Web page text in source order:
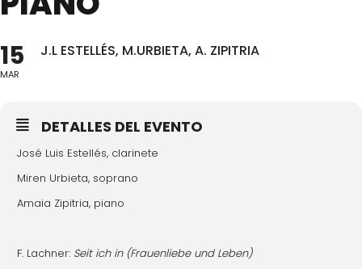
15
MAR
J.L ESTELLÉS, M.URBIETA, A. ZIPITRIA
DETALLES DEL EVENTO
José Luis Estellés, clarinete
Miren Urbieta, soprano
Amaia Zipitria, piano
F. Lachner: Seit ich in (Frauenliebe und Leben)